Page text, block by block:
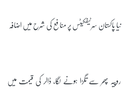
نیا پاکستان سرٹیفکیٹس پر منافع کی شرح میں اضافہ
روپیہ پھر سے تگڑا ہونے لگا، ڈالر کی قیمت میں